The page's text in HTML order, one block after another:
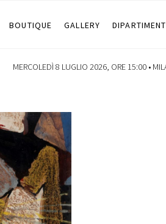
BOUTIQUE GALLERY
MERCOLEDÌ 8 LUGLIO 2026, ORE 15:00 •